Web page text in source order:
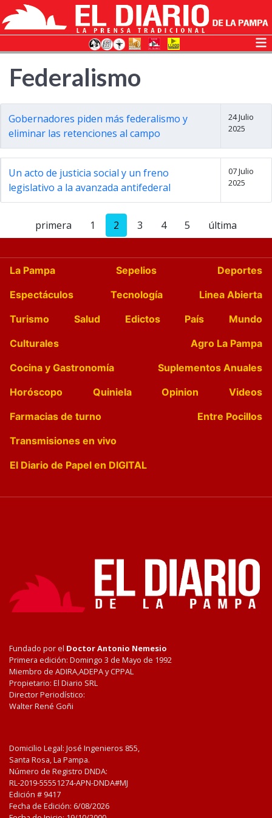
Federalismo
Gobernadores piden más federalismo y
eliminar las retenciones al campo
24 Julio
2025
Un acto de justicia social y un freno
legislativo a la avanzada antifederal
07 Julio
2025
primera 1 2 3 4 5 última
La Pampa Sepelios
Deportes
Espectáculos
Tecnología
Linea Abierta
Turismo
Salud Edictos País
Mundo
Culturales
Agro La Pampa
Cocina y Gastronomía
Suplementos Anuales
Horóscopo
Quiniela Opinion
Videos
Farmacias de turno
Entre Pocillos
Transmisiones en vivo
El Diario de Papel en DIGITAL
Fundado por el Doctor Antonio Nemesio
Primera edición: Domingo 3 de Mayo de 1992
Miembro de ADIRA,ADEPA y CPPAL
Propietario: El Diario SRL
Director Periodístico:
Walter René Goñi
Domicilio Legal: José Ingenieros 855,
Santa Rosa, La Pampa.
Número de Registro DNDA:
RL-2019-55551274-APN-DNDA#MJ
Edición # 9417
Fecha de Edición: 6/08/2026